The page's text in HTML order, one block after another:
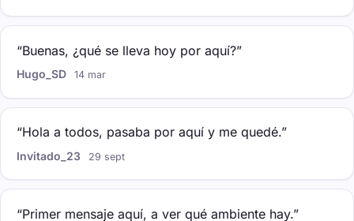
“Buenas, ¿qué se lleva hoy por aquí?”
Hugo_SD 14 mar
“Hola a todos, pasaba por aquí y me quedé.”
Invitado_23 29 sept
“Primer mensaje aquí, a ver qué ambiente hay.”